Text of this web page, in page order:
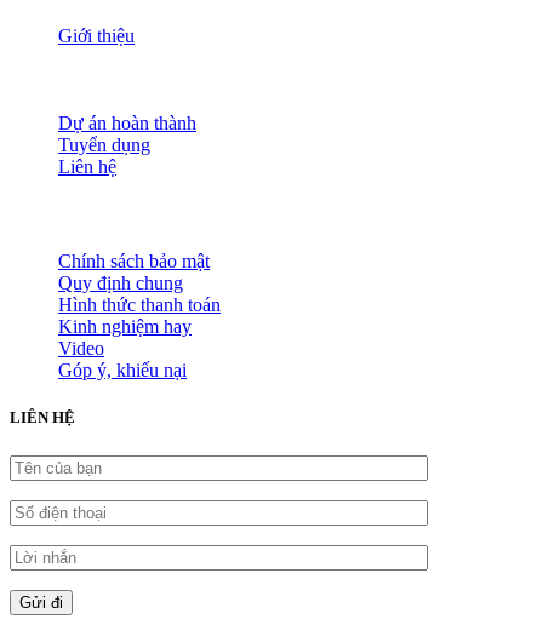
Giới thiệu
Dự án hoàn thành
Tuyển dụng
Liên hệ
Chính sách bảo mật
Quy định chung
Hình thức thanh toán
Kinh nghiệm hay
Video
Góp ý, khiếu nại
LIÊN HỆ